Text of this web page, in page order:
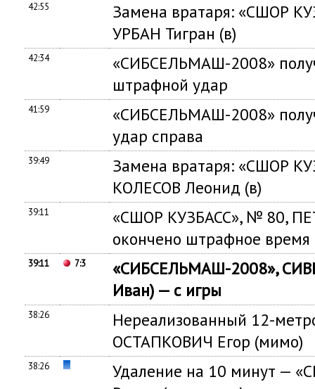
42:55
Замена вратаря: «СШОР
УРБАН Тигран (в)
42:34
«СИБСЕЛЬМАШ-2008»
штрафной удар
41:59
«СИБСЕЛЬМАШ-2008»
удар справа
39:49
Замена вратаря: «СШОР
КОЛЕСОВ Леонид (в)
39:11
«СШОР КУЗБАСС», № 80,
окончено штрафное время
39:11 7:3
«СИБСЕЛЬМАШ-2008»,
Иван) — с игры
38:26
Нереализованный 12-
ОСТАПКОВИЧ Егор (мимо)
38:26
Удаление на 10 минут —